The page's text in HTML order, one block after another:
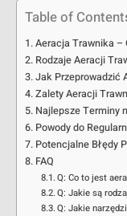
Table of
Aeracja Trawnika –
Rodzaje Aeracji
Jak Przeprowadzić
Zalety Aeracji
Najlepsze Terminy
Powody do
Potencjalne Błędy
FAQ
Q: Co to jest
Q: Jakie są
Q: Jakie